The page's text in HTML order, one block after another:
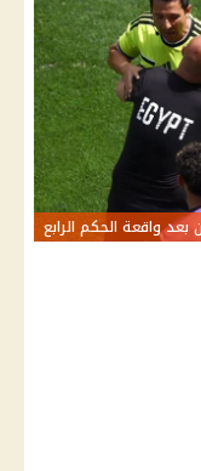
واقعة الحكم الرابع